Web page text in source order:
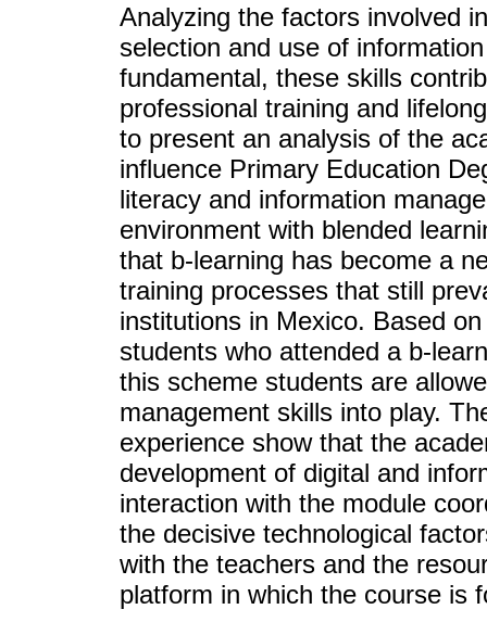
Analyzing the factors involved
selection and use of
fundamental, these skills
professional training and
to present an analysis of the
influence Primary Education
literacy and information
environment with blended
that b-learning has become a
training processes that still
institutions in Mexico. Based
students who attended a b-
this scheme students are
management skills into play.
experience show that the
development of digital and
interaction with the module
the decisive technological
with the teachers and the
platform in which the course is